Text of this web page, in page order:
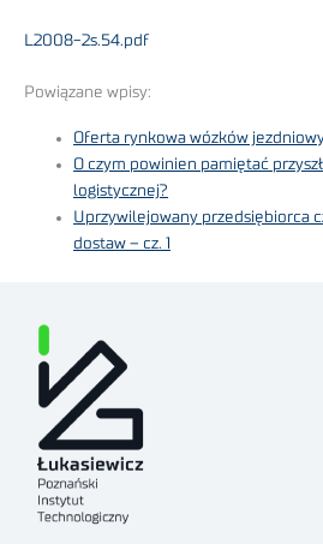
L2008-2s.54.pdf
Powiązane wpisy:
Oferta rynkowa wózków
O czym powinien pamiętać
logistycznej?
Uprzywilejowany przedsiębiorca
dostaw – cz. 1